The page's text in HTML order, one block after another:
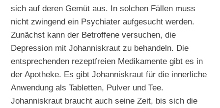
sich auf deren Gemüt aus. In solchen Fällen muss
nicht zwingend ein Psychiater aufgesucht werden.
Zunächst kann der Betroffene versuchen, die
Depression mit Johanniskraut zu behandeln. Die
entsprechenden rezeptfreien Medikamente gibt es in
der Apotheke. Es gibt Johanniskraut für die innerliche
Anwendung als Tabletten, Pulver und Tee.
Johanniskraut braucht auch seine Zeit, bis sich die